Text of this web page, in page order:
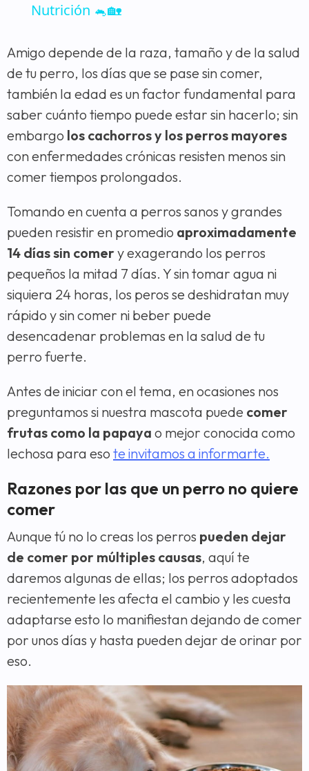
Nutrición 🐁🏡
Amigo depende de la raza, tamaño y de la salud
de tu perro, los días que se pase sin comer,
también la edad es un factor fundamental para
saber cuánto tiempo puede estar sin hacerlo; sin
embargo los cachorros y los perros mayores
con enfermedades crónicas resisten menos sin
comer tiempos prolongados.
Tomando en cuenta a perros sanos y grandes
pueden resistir en promedio aproximadamente
14 días sin comery exagerando los perros
pequeños la mitad 7 días. Y sin tomar agua ni
siquiera 24 horas, los peros se deshidratan muy
rápido y sin comer ni beber puede
desencadenar problemas en la salud de tu
perro fuerte.
Antes de iniciar con el tema, en ocasiones nos
preguntamos si nuestra mascota puede comer
frutas como la papaya o mejor conocida como
lechosa para eso te invitamos a informarte.
Razones por las que un perro no quiere
comer
Aunque tú no lo creas los perros pueden dejar
de comer por múltiples causas, aquí te
daremos algunas de ellas; los perros adoptados
recientemente les afecta el cambio y les cuesta
adaptarse esto lo manifiestan dejando de comer
por unos días y hasta pueden dejar de orinar por
eso.